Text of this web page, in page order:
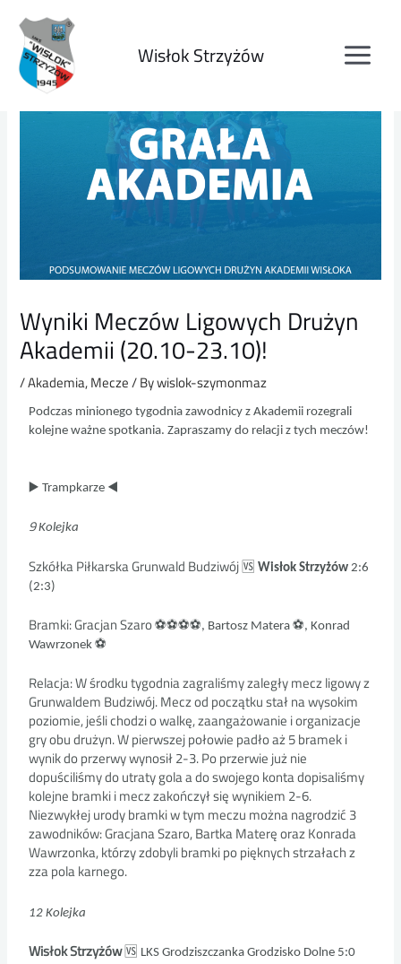
Wisłok Strzyżów
Wyniki Meczów Ligowych Drużyn
Akademii (20.10-23.10)!
/Akademia,Mecze/ Bywislok-szymonmaz
Podczas minionego tygodnia zawodnicy z Akademii rozegrali
kolejne ważne spotkania. Zapraszamy do relacji z tych meczów!
▶ Trampkarze ◀
9Kolejka
Szkółka Piłkarska Grunwald Budziwój 🆚 Wisłok Strzyżów 2:6
(2:3)
Bramki: Gracjan Szaro⚽⚽⚽⚽, Bartosz Matera⚽, Konrad
Wawrzonek⚽
Relacja: W środku tygodnia zagraliśmy zaległy mecz ligowy z
Grunwaldem Budziwój. Mecz od początku stał na wysokim
poziomie, jeśli chodzi o walkę, zaangażowanie i organizacje
gry obu drużyn. W pierwszej połowie padło aż 5 bramek i
wynik do przerwy wynosił 2-3. Po przerwie już nie
dopuściliśmy do utraty gola a do swojego konta dopisaliśmy
kolejne bramki i mecz zakończył się wynikiem 2-6.
Niezwykłej urody bramki w tym meczu można nagrodzić 3
zawodników: Gracjana Szaro, Bartka Materę oraz Konrada
Wawrzonka, którzy zdobyli bramki po pięknych strzałach z
zza pola karnego.
12 Kolejka
Wisłok Strzyżów 🆚 LKS Grodziszczanka Grodzisko Dolne 5:0